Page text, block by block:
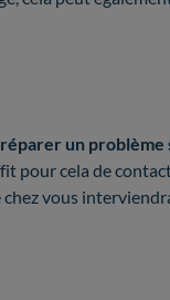
réparer un
pour cela de
vous